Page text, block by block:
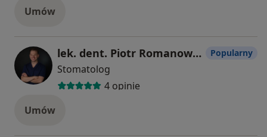
Umów
lek. dent. Piotr Romanowicz
Stomatolog
4 opinie
Popularny
Umów